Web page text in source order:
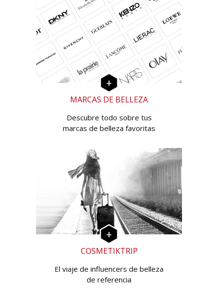
MARCAS DE BELLEZA
Descubre todo sobre tus
marcas de belleza favoritas
COSMETIKTRIP
El viaje de influencers de belleza
de referencia